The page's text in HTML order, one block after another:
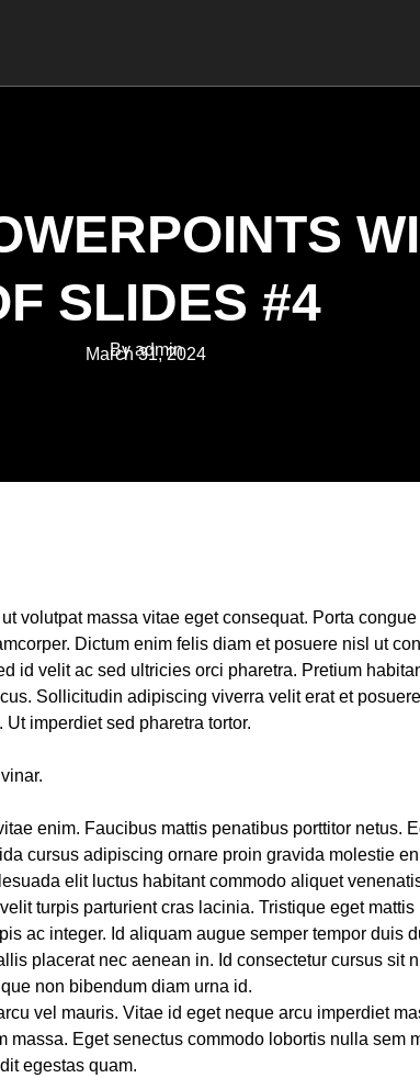
SLIDES #4
By admin
March 31, 2024
volutpat massa vitae eget consequat. Porta
Dictum enim felis diam et posuere nisl ut
id velit ac sed ultricies orci pharetra. Pretium
Sollicitudin adipiscing viverra velit erat et
imperdiet sed pharetra tortor.
enim. Faucibus mattis penatibus porttitor netus.
cursus adipiscing ornare proin gravida molestie
elit luctus habitant commodo aliquet
turpis parturient cras lacinia. Tristique eget
ac integer. Id aliquam augue semper tempor duis
placerat nec aenean in. Id consectetur cursus sit
non bibendum diam urna id.
vel mauris. Vitae id eget neque arcu imperdiet
massa. Eget senectus commodo lobortis nulla sem
egestas quam.